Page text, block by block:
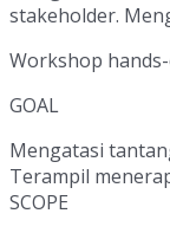
stakeholder.
Workshop
GOAL
Mengatasi
Terampil
SCOPE